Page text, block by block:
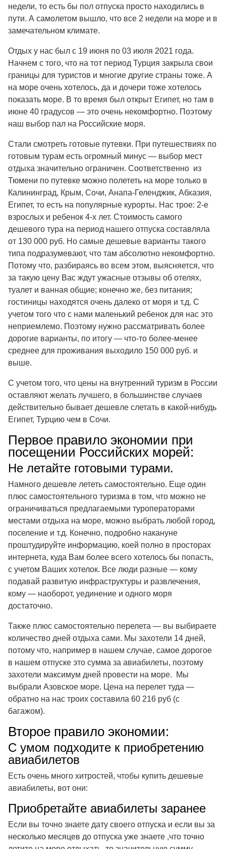
недели, то есть бы пол отпуска просто находились в
пути. А самолетом вышло, что все 2 недели на море и в
замечательном климате.
Отдых у нас был с 19 июня по 03 июля 2021 года.
Начнем с того, что на тот период Турция закрыла свои
границы для туристов и многие другие страны тоже. А
на море очень хотелось, да и дочери тоже хотелось
показать море. В то время был открыт Египет, но там в
июне 40 градусов — это очень некомфортно. Поэтому
наш выбор пал на Российские моря.
Стали смотреть готовые путевки. При путешествиях по
готовым турам есть огромный минус — выбор мест
отдыха значительно ограничен. Соответственно из
Тюмени по путевке можно полететь на море только в
Калининград, Крым, Сочи, Анапа-Геленджик, Абхазия,
Египет, то есть на популярные курорты. Нас трое: 2-е
взрослых и ребенок 4-х лет. Стоимость самого
дешевого тура на период нашего отпуска составляла
от 130 000 руб. Но самые дешевые варианты такого
типа подразумевают, что там абсолютно некомфортно.
Потому что, разбираясь во всем этом, выясняется, что
за такую цену Вас ждут ужасные отзывы об отелях,
туалет и ванная общие; конечно же, без питания;
гостиницы находятся очень далеко от моря и т.д. С
учетом того что с нами маленький ребенок для нас это
неприемлемо. Поэтому нужно рассматривать более
дорогие варианты, по итогу — что-то более-менее
среднее для проживания выходило 150 000 руб. и
выше.
С учетом того, что цены на внутренний туризм в России
оставляют желать лучшего, в большинстве случаев
действительно бывает дешевле слетать в какой-нибудь
Египет, Турцию чем в Сочи.
Первое правило экономии при
посещении Российских морей:
Не летайте готовыми турами.
Намного дешевле лететь самостоятельно. Еще один
плюс самостоятельного туризма в том, что можно не
ограничиваться предлагаемыми туроператорами
местами отдыха на море, можно выбрать любой город,
поселение и т.д. Конечно, подробно накануне
проштудируйте информацию, коей полно в просторах
интернета, куда Вам более всего хотелось бы попасть,
с учетом Ваших хотелок. Все люди разные — кому
подавай развитую инфраструктуры и развлечения,
кому — наоборот, уединение и одного моря
достаточно.
Также плюс самостоятельно перелета — вы выбираете
количество дней отдыха сами. Мы захотели 14 дней,
потому что, например в нашем случае, самое дорогое
в нашем отпуске это сумма за авиабилеты, поэтому
захотели максимум дней провести на море. Мы
выбрали Азовское море. Цена на перелет туда —
обратно на нас троих составила 60 216 руб (с
багажом).
Второе правило экономии:
С умом подходите к приобретению
авиабилетов
Есть очень много хитростей, чтобы купить дешевые
авиабилеты, вот они:
Приобретайте авиабилеты заранее
Если вы точно знаете дату своего отпуска и если вы за
несколько месяцев до отпуска уже знаете ,что точно